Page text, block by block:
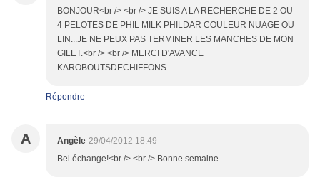
BONJOUR<br /> <br /> JE SUIS A LA RECHERCHE DE 2 OU
4 PELOTES DE PHIL MILK PHILDAR COULEUR NUAGE OU
LIN...JE NE PEUX PAS TERMINER LES MANCHES DE MON
GILET.<br /> <br /> MERCI D'AVANCE
KAROBOUTSDECHIFFONS
Répondre
A Angèle 29/04/2012 18:49
Bel échange!<br /> <br /> Bonne semaine.